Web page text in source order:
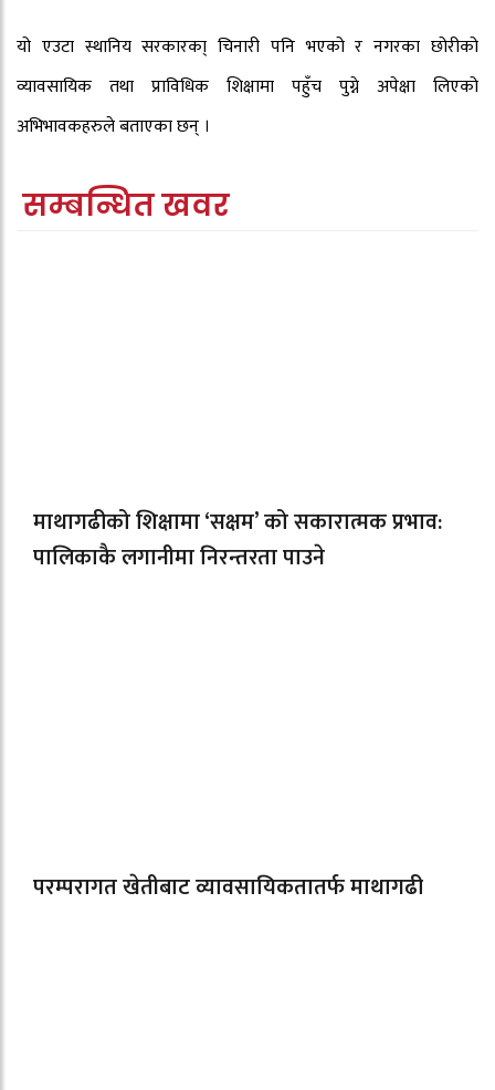
यो एउटा स्थानिय सरकारका् चिनारी पनि भएको र नगरका छोरीको
व्यावसायिक तथा प्राविधिक शिक्षामा पहुँच पुग्ने अपेक्षा लिएको
अभिभावकहरुले बताएका छन् ।
सम्बन्धित खवर
माथागढीको शिक्षामा ‘सक्षम’ को सकारात्मक प्रभाव:
पालिकाकै लगानीमा निरन्तरता पाउने
परम्परागत खेतीबाट व्यावसायिकतातर्फ माथागढी